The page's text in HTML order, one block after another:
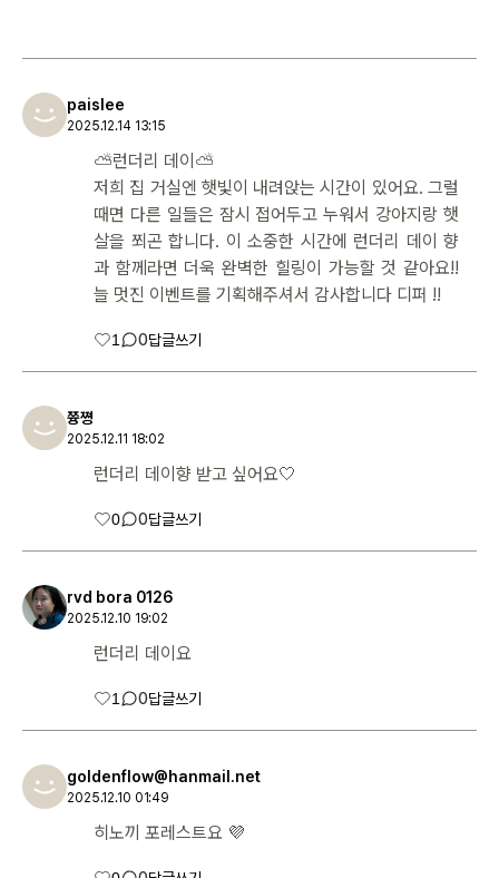
paislee
2025.12.14 13:15
⛅️런더리 데이⛅️
저희 집 거실엔 햇빛이 내려앉는 시간이 있어요. 그럴
때면 다른 일들은 잠시 접어두고 누워서 강아지랑 햇
살을 쬐곤 합니다. 이 소중한 시간에 런더리 데이 향
과 함께라면 더욱 완벽한 힐링이 가능할 것 같아요!!
늘 멋진 이벤트를 기획해주셔서 감사합니다 디퍼 !!
1 0답글쓰기
쯍쪙
2025.12.11 18:02
런더리 데이향 받고 싶어요🤍
0 0답글쓰기
rvd bora 0126
2025.12.10 19:02
런더리 데이요
1 0답글쓰기
goldenflow@hanmail.net
2025.12.10 01:49
히노끼 포레스트요 💜